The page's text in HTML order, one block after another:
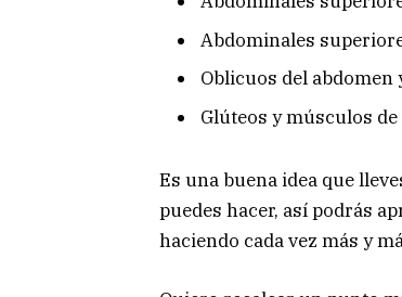
Abdominales
Oblicuos del
Glúteos y músculos de
Es una buena idea que
puedes hacer, así podrás
haciendo cada vez más y